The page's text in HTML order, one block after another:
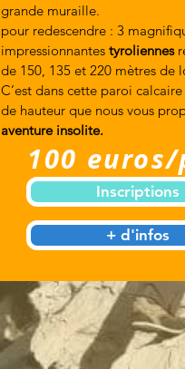
grande muraille.
pour redescendre : 3
impressionnantes tyroliennes
de 150, 135 et 220 mètres de
C’est dans cette paroi
de hauteur que nous vous
aventure insolite.
100
Inscriptions
+ d'infos